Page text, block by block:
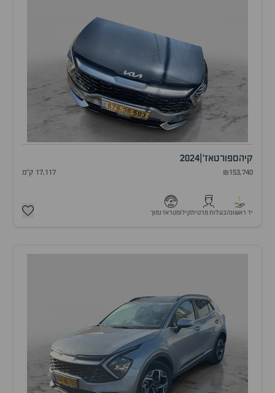
קיהספורטאז' 2024
₪153,740 17,117 ק"מ
1
יד ראשונהבעלות פרטיתקילומטראז נמוך